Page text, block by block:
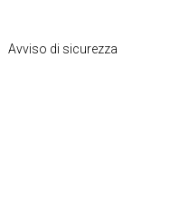
Avviso di sicurezza